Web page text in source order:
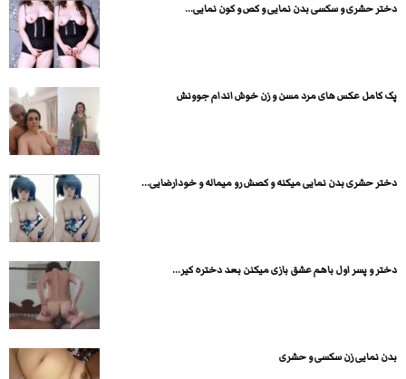
دختر حشری و سکسی بدن نمایی و کص و کون نمایی...
پک کامل عکس های مرد مسن و زن خوش اندام جوونش
دختر حشری بدن نمایی میکنه و کصش رو میماله و خودارضایی...
دختر و پسر اول باهم عشق بازی میکنن بعد دختره کیر...
بدن نمایی زن سکسی و حشری